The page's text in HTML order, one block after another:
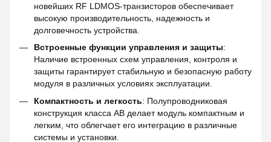
новейших RF LDMOS-транзисторов обеспечивает
высокую производительность, надежность и
долговечность устройства.
Встроенные функции управления и защиты:
Наличие встроенных схем управления, контроля и
защиты гарантирует стабильную и безопасную работу
модуля в различных условиях эксплуатации.
Компактность и легкость: Полупроводниковая
конструкция класса AB делает модуль компактным и
легким, что облегчает его интеграцию в различные
системы и установки.